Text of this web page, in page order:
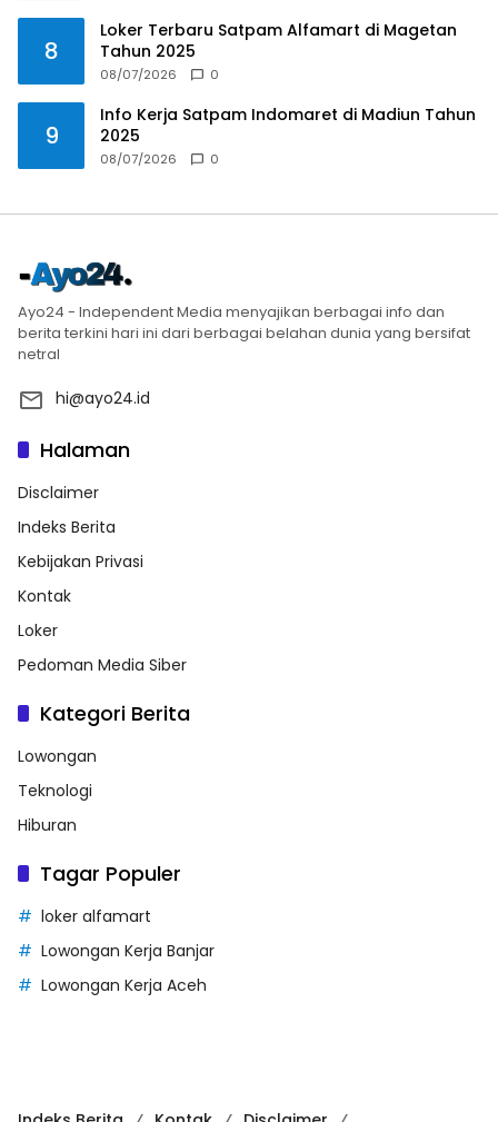
8
Loker Terbaru Satpam Alfamart di Magetan
Tahun 2025
08/07/2026 0
9
Info Kerja Satpam Indomaret di Madiun Tahun
2025
08/07/2026 0
Ayo24 - Independent Media menyajikan berbagai info dan
berita terkini hari ini dari berbagai belahan dunia yang bersifat
netral
hi@ayo24.id
Halaman
Disclaimer
Indeks Berita
Kebijakan Privasi
Kontak
Loker
Pedoman Media Siber
Kategori Berita
Lowongan
Teknologi
Hiburan
Tagar Populer
loker alfamart
Lowongan Kerja Banjar
Lowongan Kerja Aceh